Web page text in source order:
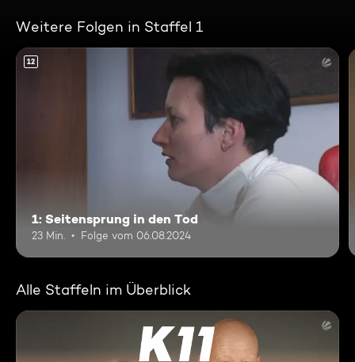
Weitere Folgen in Staffel 1
12
1: Seitensprung in den Tod
23 Min. Folge vom 06.08.2024
Alle Staffeln im Überblick